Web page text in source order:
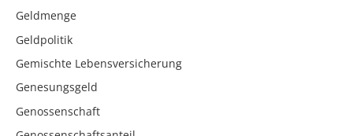
Geldmenge
Geldpolitik
Gemischte Lebensversicherung
Genesungsgeld
Genossenschaft